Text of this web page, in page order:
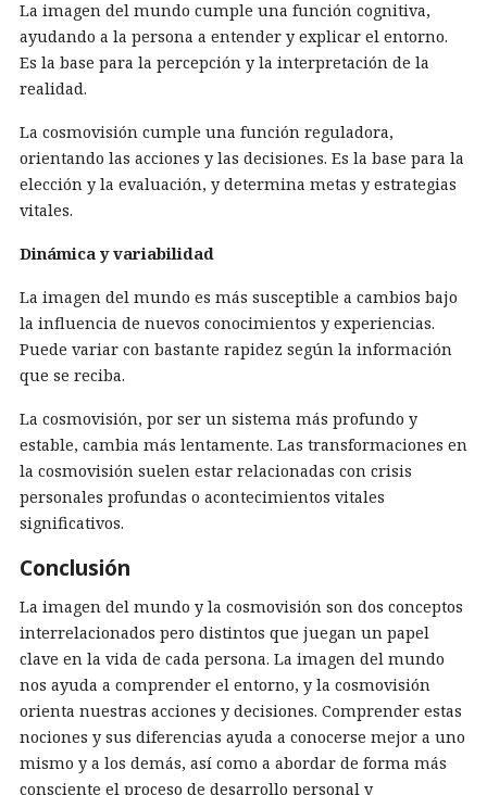
La imagen del mundo cumple una función cognitiva,
ayudando a la persona a entender y explicar el entorno.
Es la base para la percepción y la interpretación de la
realidad.
La cosmovisión cumple una función reguladora,
orientando las acciones y las decisiones. Es la base para la
elección y la evaluación, y determina metas y estrategias
vitales.
Dinámica y variabilidad
La imagen del mundo es más susceptible a cambios bajo
la influencia de nuevos conocimientos y experiencias.
Puede variar con bastante rapidez según la información
que se reciba.
La cosmovisión, por ser un sistema más profundo y
estable, cambia más lentamente. Las transformaciones en
la cosmovisión suelen estar relacionadas con crisis
personales profundas o acontecimientos vitales
significativos.
Conclusión
La imagen del mundo y la cosmovisión son dos conceptos
interrelacionados pero distintos que juegan un papel
clave en la vida de cada persona. La imagen del mundo
nos ayuda a comprender el entorno, y la cosmovisión
orienta nuestras acciones y decisiones. Comprender estas
nociones y sus diferencias ayuda a conocerse mejor a uno
mismo y a los demás, así como a abordar de forma más
consciente el proceso de desarrollo personal y